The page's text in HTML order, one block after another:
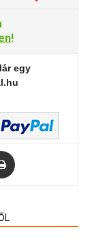
!
egy